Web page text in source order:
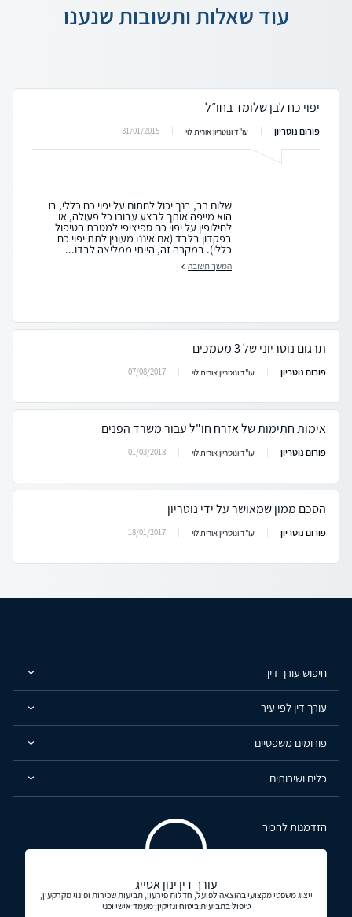
עוד שאלות ותשובות שנענו
יפוי כח לבן שלומד בחו״ל
פורום נוטריון עו"ד ונוטריון אורית לוי 31/01/2015
שלום רב, בנך יכול לחתום על יפוי כח כללי, בו
הוא מייפה אותך לבצע עבורו כל פעולה, או
לחילופין על יפוי כח ספיציפי למטרת הטיפול
בפקדון בלבד (אם איננו מעונין לתת יפוי כח
כללי). במקרה זה, הייתי ממליצה לבדו...
המשך תשובה
תרגום נוטריוני של 3 מסמכים
פורום נוטריון עו"ד ונוטריון אורית לוי 07/08/2017
אימות חתימות של אזרח חו"ל עבור משרד הפנים
פורום נוטריון עו"ד ונוטריון אורית לוי 01/03/2018
הסכם ממון שמאושר על ידי נוטריון
פורום נוטריון עו"ד ונוטריון אורית לוי 18/01/2017
חיפוש עורך דין
עורך דין לפי עיר
פורומים משפטיים
כלים ושירותים
הזדמנות להכיר
עורך דין ינון אסייג
ייצוג משפטי מקצועי בהוצאה לפועל, חדלות פירעון, תביעות שכירות ופינוי מקרקעין,
טיפול בתביעות ביטוח ונזיקין, מעמד אישי וכני